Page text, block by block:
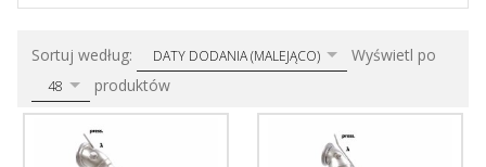
Sortuj według: sortDATY DODANIA (MALEJĄCO) Wyświetl po
48 produktów